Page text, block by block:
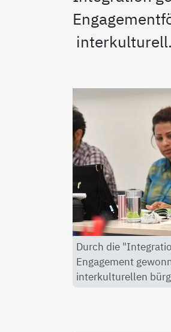
interkulturell.
Durch die
Engagement
interkulturellen